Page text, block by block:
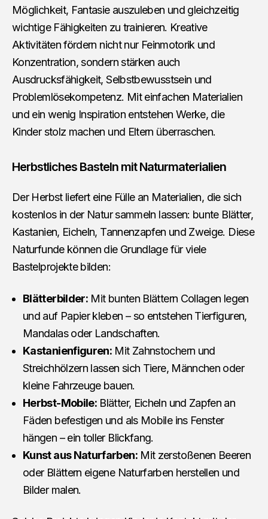
Möglichkeit, Fantasie auszuleben und gleichzeitig
wichtige Fähigkeiten zu trainieren. Kreative
Aktivitäten fördern nicht nur Feinmotorik und
Konzentration, sondern stärken auch
Ausdrucksfähigkeit, Selbstbewusstsein und
Problemlösekompetenz. Mit einfachen Materialien
und ein wenig Inspiration entstehen Werke, die
Kinder stolz machen und Eltern überraschen.
Herbstliches Basteln mit Naturmaterialien
Der Herbst liefert eine Fülle an Materialien, die sich
kostenlos in der Natur sammeln lassen: bunte Blätter,
Kastanien, Eicheln, Tannenzapfen und Zweige. Diese
Naturfunde können die Grundlage für viele
Bastelprojekte bilden:
Blätterbilder: Mit bunten Blättern Collagen legen
und auf Papier kleben – so entstehen Tierfiguren,
Mandalas oder Landschaften.
Kastanienfiguren: Mit Zahnstochern und
Streichhölzern lassen sich Tiere, Männchen oder
kleine Fahrzeuge bauen.
Herbst-Mobile: Blätter, Eicheln und Zapfen an
Fäden befestigen und als Mobile ins Fenster
hängen – ein toller Blickfang.
Kunst aus Naturfarben:Mit zerstoßenen Beeren
oder Blättern eigene Naturfarben herstellen und
Bilder malen.